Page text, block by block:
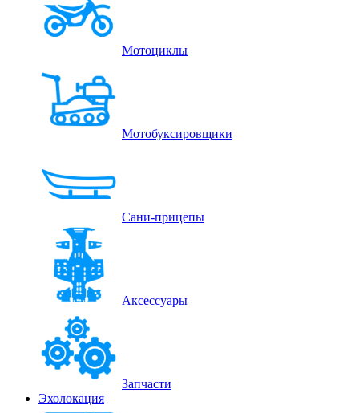
Мотоциклы
Мотобуксировщики
Сани-прицепы
Аксессуары
Запчасти
Эхолокация